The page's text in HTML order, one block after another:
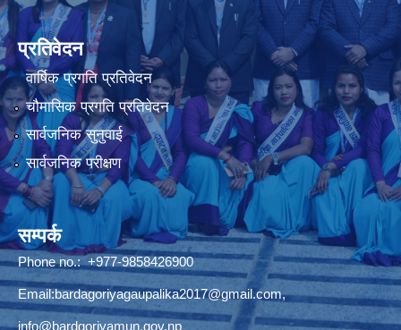
प्रतिवेदन
वार्षिक प्रगति प्रतिवेदन
चौमासिक प्रगति प्रतिवेदन
सार्वजनिक सुनुवाई
सार्वजनिक परीक्षण
सम्पर्क
Phone no.: +977-9858426900
Email:bardagoriyagaupalika2017@gmail.com,
info@bardgoriyamun.gov.np